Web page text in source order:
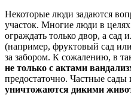
Некоторые люди задаются
участок. Многие люди в
ограждать только двор, а сад
(например, фруктовый сад
за забором. К сожалению, в
не только с актами
предостаточно. Частные сады
уничтожаются дикими